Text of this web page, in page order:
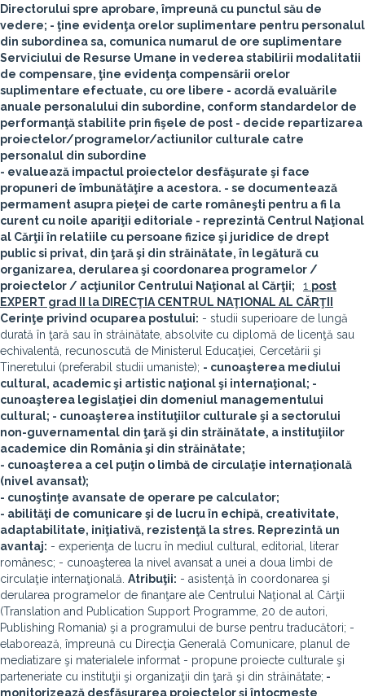
Directorului spre aprobare, împreună cu punctul său de
vedere; - ţine evidenţa orelor suplimentare pentru personalul
din subordinea sa, comunica numarul de ore suplimentare
Serviciului de Resurse Umane in vederea stabilirii modalitatii
de compensare, ţine evidenţa compensării orelor
suplimentare efectuate, cu ore libere - acordă evaluările
anuale personalului din subordine, conform standardelor de
performanţă stabilite prin fişele de post - decide repartizarea
proiectelor/programelor/actiunilor culturale catre
personalul din subordine
- evaluează impactul proiectelor desfăşurate şi face
propuneri de îmbunătăţire a acestora. - se documentează
permament asupra pieţei de carte româneşti pentru a fi la
curent cu noile apariţii editoriale - reprezintă Centrul Naţional
al Cărţii în relatiile cu persoane fizice şi juridice de drept
public si privat, din ţară şi din străinătate, în legătură cu
organizarea, derularea şi coordonarea programelor /
proiectelor / acţiunilor Centrului Naţional al Cărţii;
1 post
EXPERT grad II la DIRECŢIA CENTRUL NAŢIONAL AL CĂRŢII
Cerinţe privind ocuparea postului: - studii superioare de lungă
durată în ţară sau în străinătate, absolvite cu diplomă de licenţă sau
echivalentă, recunoscută de Ministerul Educaţiei, Cercetării şi
Tineretului (preferabil studii umaniste); - cunoaşterea mediului
cultural, academic şi artistic naţional şi internaţional; -
cunoaşterea legislaţiei din domeniul managementului
cultural; - cunoaşterea instituţiilor culturale şi a sectorului
non-guvernamental din ţară şi din străinătate, a instituţiilor
academice din România şi din străinătate;
- cunoaşterea a cel puţin o limbă de circulaţie internaţională
(nivel avansat);
- cunoştinţe avansate de operare pe calculator;
- abilităţi de comunicare şi de lucru în echipă, creativitate,
adaptabilitate, iniţiativă, rezistenţă la stres. Reprezintă un
avantaj: - experienţa de lucru în mediul cultural, editorial, literar
românesc; - cunoaşterea la nivel avansat a unei a doua limbi de
circulaţie internaţională. Atribuţii: - asistenţă în coordonarea şi
derularea programelor de finanţare ale Centrului Naţional al Cărţii
(Translation and Publication Support Programme, 20 de autori,
Publishing Romania) şi a programului de burse pentru traducători; -
elaborează, împreună cu Direcţia Generală Comunicare, planul de
mediatizare şi materialele informat - propune proiecte culturale şi
parteneriate cu instituţii şi organizaţii din ţară şi din străinătate; -
monitorizează desfăşurarea proiectelor şi întocmeşte